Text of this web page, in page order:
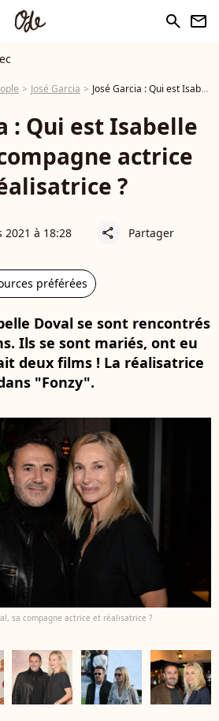
search newsletter
José Garcia José Garcia : Qui est Isabelle Doval, sa compagne actrice et réalisatrice ?
: Qui est Isabelle
actrice
?
2021 à 18:28 share Partager
préférées
Doval se sont rencontrés
Ils se sont mariés, ont eu
deux films ! La réalisatrice
"Fonzy".
sa compagne actrice et réalisatrice ?